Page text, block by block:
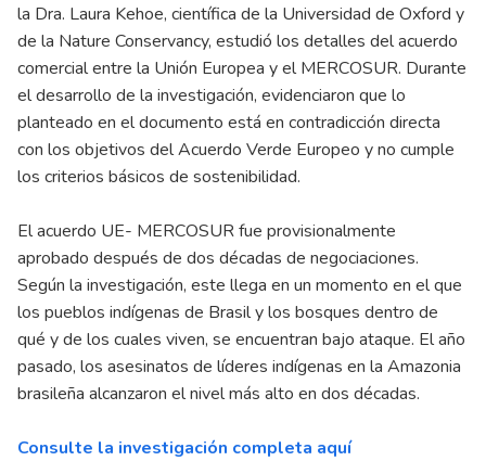
la Dra. Laura Kehoe, científica de la Universidad de Oxford y
de la Nature Conservancy, estudió los detalles del acuerdo
comercial entre la Unión Europea y el MERCOSUR. Durante
el desarrollo de la investigación, evidenciaron que lo
planteado en el documento está en contradicción directa
con los objetivos del Acuerdo Verde Europeo y no cumple
los criterios básicos de sostenibilidad.
El acuerdo UE- MERCOSUR fue provisionalmente
aprobado después de dos décadas de negociaciones.
Según la investigación, este llega en un momento en el que
los pueblos indígenas de Brasil y los bosques dentro de
qué y de los cuales viven, se encuentran bajo ataque. El año
pasado, los asesinatos de líderes indígenas en la Amazonia
brasileña alcanzaron el nivel más alto en dos décadas.
Consulte la investigación completa aquí